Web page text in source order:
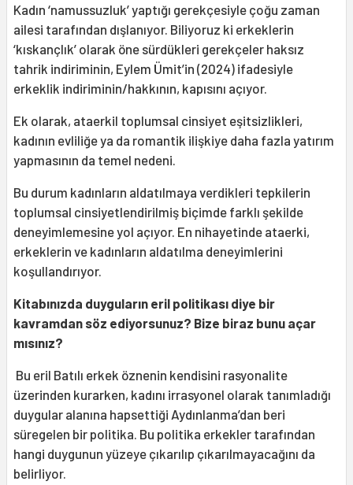
Kadın ‘namussuzluk’ yaptığı gerekçesiyle çoğu zaman
ailesi tarafından dışlanıyor. Biliyoruz ki erkeklerin
‘kıskançlık’ olarak öne sürdükleri gerekçeler haksız
tahrik indiriminin, Eylem Ümit’in (2024) ifadesiyle
erkeklik indiriminin/hakkının, kapısını açıyor.
Ek olarak, ataerkil toplumsal cinsiyet eşitsizlikleri,
kadının evliliğe ya da romantik ilişkiye daha fazla yatırım
yapmasının da temel nedeni.
Bu durum kadınların aldatılmaya verdikleri tepkilerin
toplumsal cinsiyetlendirilmiş biçimde farklı şekilde
deneyimlemesine yol açıyor. En nihayetinde ataerki,
erkeklerin ve kadınların aldatılma deneyimlerini
koşullandırıyor.
Kitabınızda duyguların eril politikası diye bir
kavramdan söz ediyorsunuz? Bize biraz bunu açar
mısınız?
Bu eril Batılı erkek öznenin kendisini rasyonalite
üzerinden kurarken, kadını irrasyonel olarak tanımladığı
duygular alanına hapsettiği Aydınlanma’dan beri
süregelen bir politika. Bu politika erkekler tarafından
hangi duygunun yüzeye çıkarılıp çıkarılmayacağını da
belirliyor.